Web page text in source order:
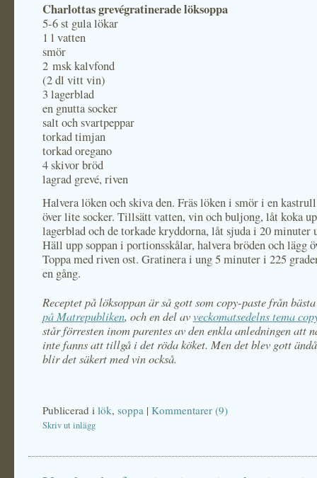
Charlottas grevégratinerade löksoppa
5-6 st gula lökar
1 l vatten
smör
2 msk kalvfond
(2 dl vitt vin)
3 lagerblad
en gnutta socker
salt och svartpeppar
torkad timjan
torkad oregano
4 skivor bröd
lagrad grevé, riven
Halvera löken och skiva den. Fräs löken i smör i en
över lite socker. Tillsätt vatten, vin och buljong, låt koka
lagerblad och de torkade kryddorna, låt sjuda i 20 minuter
Häll upp soppan i portionsskålar, halvera bröden och lägg
Toppa med riven ost. Gratinera i ung 5 minuter i 225
en gång.
Receptet på löksoppan är så gott som copy-paste från
på Matrepubliken, och en del avveckomatsedelns tema
står förresten inom parentes av den enkla anledningen att
inte fanns att tillgå i det röda köket. Men det blev gott
blir det säkert med vin också.
Publicerad i lök, soppa | Kommentarer (9)
Skriv ut inlägg